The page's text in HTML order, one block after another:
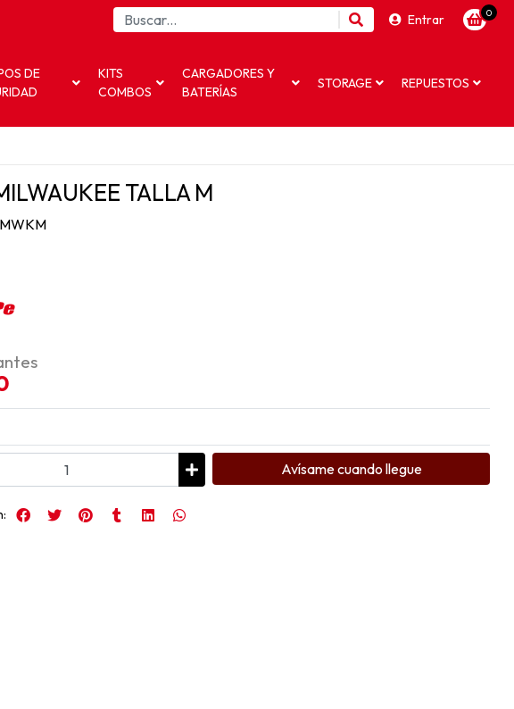
Entrar 0
DE
KITS
COMBOS
CARGADORES Y
BATERÍAS
STORAGE REPUESTOS
TALLA M
Avísame cuando llegue